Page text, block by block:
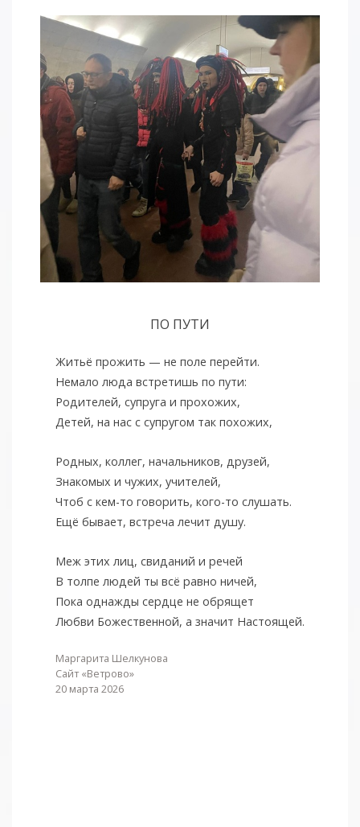
ПО ПУТИ
Житьё прожить — не поле перейти.
Немало люда встретишь по пути:
Родителей, супруга и прохожих,
Детей, на нас с супругом так похожих,
Родных, коллег, начальников, друзей,
Знакомых и чужих, учителей,
Чтоб с кем-то говорить, кого-то слушать.
Ещё бывает, встреча лечит душу.
Меж этих лиц, свиданий и речей
В толпе людей ты всё равно ничей,
Пока однажды сердце не обрящет
Любви Божественной, а значит Настоящей.
Маргарита Шелкунова
Сайт «Ветрово»
20 марта 2026